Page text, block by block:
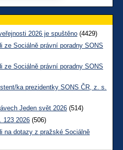
2026 je spuštěno (4429)
ze Sociálně právní poradny SONS
ze Sociálně právní poradny SONS
ka prezidentky SONS ČR, z. s.
Jeden svět 2026 (514)
123 2026 (506)
na dotazy z pražské Sociálně